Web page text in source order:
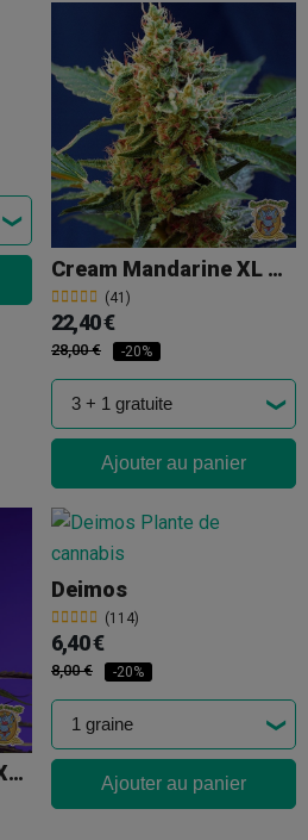
Cream Mandarine XL Auto
(41)
22,40 €
28,00 € -20%
Ajouter au panier
Banana Cream Cake XL Auto Sweet Seeds
Deimos
(114)
6,40 €
8,00 € -20%
Ajouter au panier